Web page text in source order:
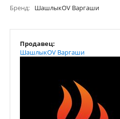
Бренд ШашлыкOV Варгаши
Продавец:
ШашлыкOV Варгаши